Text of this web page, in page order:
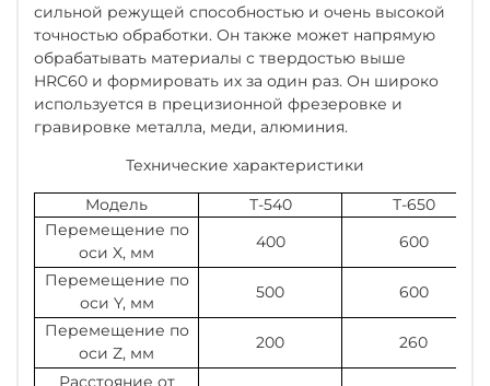
сильной режущей способностью и очень высокой
точностью обработки. Он также может напрямую
обрабатывать материалы с твердостью выше
HRC60 и формировать их за один раз. Он широко
используется в прецизионной фрезеровке и
гравировке металла, меди, алюминия.
Технические характеристики
Модель
Т-540
Т-650
Перемещение по
оси X, мм
400
600
Перемещение по
оси Y, мм
500
600
Перемещение по
оси Z, мм
200
260
Расстояние от